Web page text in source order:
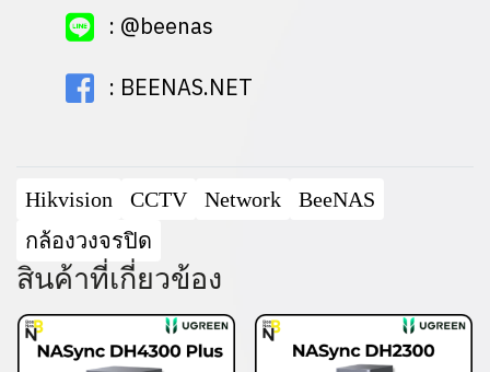
: @beenas
: BEENAS.NET
Hikvision CCTV Network
BeeNAS
กล้องวงจรปิด
สินค้าที่เกี่ยวข้อง